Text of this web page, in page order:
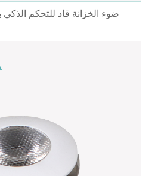
ضوء الخزانة قاد للتحكم الذكي بتيار